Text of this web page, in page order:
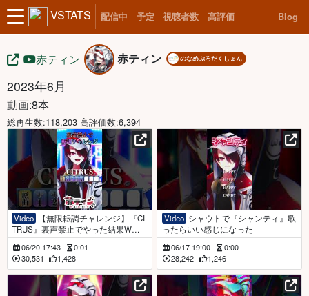
VSTATS 配信中 予定 視聴者数 高評価 Blog
赤ティン 赤ティン のなめぷろだくしょん
2023年6月
動画:8本
総再生数:118,203 高評価数:6,394
Video
TRUS』裏声禁止でやった結果WWW
WW
06/20 17:43
0:01
30,531
1,428
Video
ったらいい感じになった
06/17 19:00
0:00
28,242
1,246